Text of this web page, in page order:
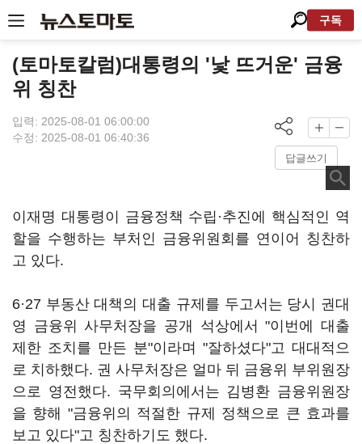
구독
(토마토칼럼)대통령의 '낯 뜨거운' 금융
위 칭찬
입력: 2025-08-01 06:00:00
수정: 2025-08-01 06:40:36
답글쓰기
이재명 대통령이 금융정책 수립·추진에 핵심적인 역
할을 수행하는 부처인 금융위원회를 연이어 칭찬하
고 있다.
6·27 부동산 대책의 대출 규제를 두고서는 당시 권대
영 금융위 사무처장을 공개 석상에서 "이번에 대출
제한 조치를 만든 분"이라며 "잘하셨다"고 대대적으
로 치하했다. 권 사무처장은 얼마 뒤 금융위 부위원장
으로 영전했다. 국무회의에서는 김병환 금융위원장
을 향해 "금융위의 적절한 규제 정책으로 큰 효과를
보고 있다"고 칭찬하기도 했다.